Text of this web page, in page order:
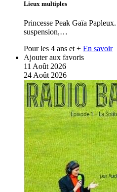
Lieux multiples
Princesse Peak Gaïa
suspension,…
Pour les 4 ans et + En savoir
Ajouter aux favoris
11 Août 2026
24 Août 2026